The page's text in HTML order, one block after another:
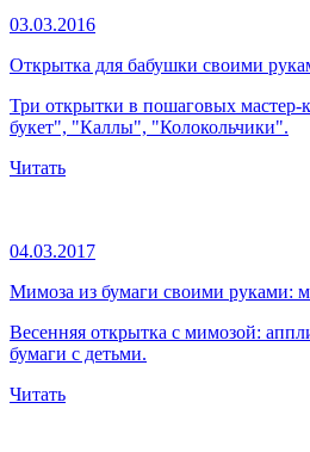
03.03.2016
Открытка для бабушки своими
Три открытки в пошаговых мастер-
букет", "Каллы", "Колокольчики".
Читать
04.03.2017
Мимоза из бумаги своими руками:
Весенняя открытка с мимозой:
бумаги с детьми.
Читать